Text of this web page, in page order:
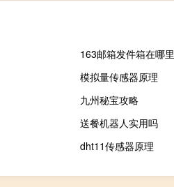
163邮箱发件箱在哪里
模拟量传感器原理
九州秘宝攻略
送餐机器人实用吗
dht11传感器原理